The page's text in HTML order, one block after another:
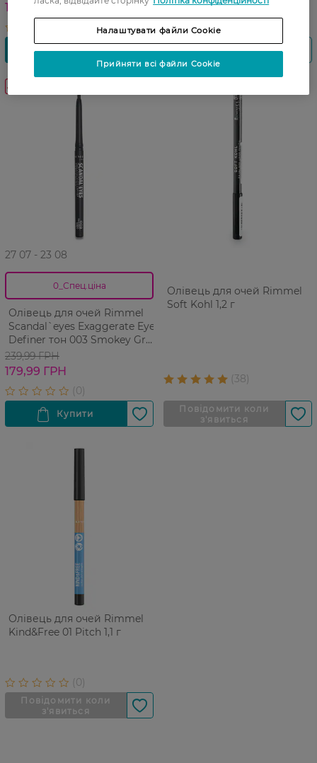
179,99 ГРН
-25%
27 07 - 23 08
0_Спец.ціна
Олівець для очей Rimmel
Scandal`eyes Exaggerate Eye
Definer тон 003 Smokey Gray
035 г
239,99 ГРН
179,99 ГРН
Олівець для очей Rimmel
Soft Kohl 1,2 г
Олівець для очей Rimmel
Kind&Free 01 Pitch 1,1 г
Налаштувати файли Cookie
Прийняти всі файли Cookie